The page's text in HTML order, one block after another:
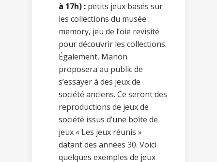
à 17h) : petits jeux basés sur
les collections du musée :
memory, jeu de l’oie revisité
pour découvrir les collections.
Également, Manon
proposera au public de
s’essayer à des jeux de
société anciens. Ce seront des
reproductions de jeux de
société issus d’une boîte de
jeux « Les jeux réunis »
datant des années 30. Voici
quelques exemples de jeux